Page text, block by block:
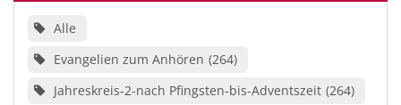
Alle
Evangelien zum Anhören 264
Jahreskreis-2-nach Pfingsten-bis-Adventszeit 264